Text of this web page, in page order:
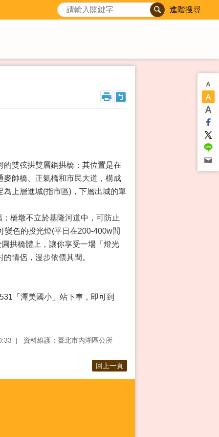
進階搜尋
雙弦拱雙層鋼拱橋；其位置是在
帥橋、正氣橋和市民大道，構成
上層進城(指市區)，下層出城的單
橋墩不立於基隆河道中，可防止
變色的投光燈(平日在200-400w間
拱橋體上，讓你享受一場「燈光
情侶，漫步依偎其間。
「潭美國小」站下車，即可到
資料維護：臺北市內湖區公所
回上一頁